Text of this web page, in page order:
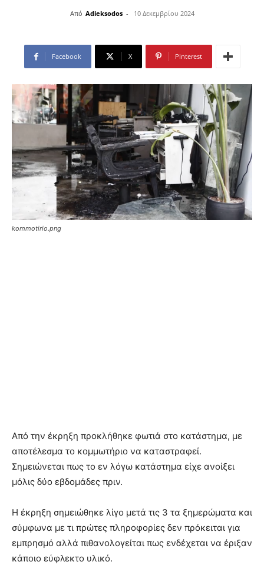
Από Adieksodos - 10 Δεκεμβρίου 2024
Facebook X Pinterest
kommotirio.png
Από την έκρηξη προκλήθηκε φωτιά στο κατάστημα, με
αποτέλεσμα το κομμωτήριο να καταστραφεί.
Σημειώνεται πως το εν λόγω κατάστημα είχε ανοίξει
μόλις δύο εβδομάδες πριν.
Η έκρηξη σημειώθηκε λίγο μετά τις 3 τα ξημερώματα και
σύμφωνα με τι πρώτες πληροφορίες δεν πρόκειται για
εμπρησμό αλλά πιθανολογείται πως ενδέχεται να έριξαν
κάποιο εύφλεκτο υλικό.